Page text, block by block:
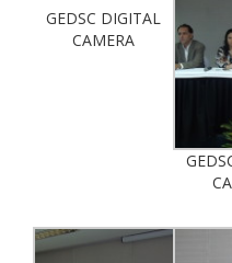
GEDSC DIGITAL
CAMERA